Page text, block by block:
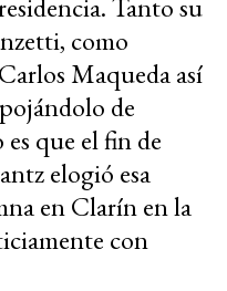
Tanto su
como
Maqueda así
de
que el fin de
elogió esa
en Clarín en la
con